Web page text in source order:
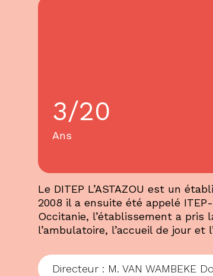
3/20
Ans
Le DITEP L’ASTAZOU est un
2008 il a ensuite été appelé ITEP-
Occitanie, l’établissement a pris
l’ambulatoire, l’accueil de jour
Directeur : M. VAN WAMBEKE